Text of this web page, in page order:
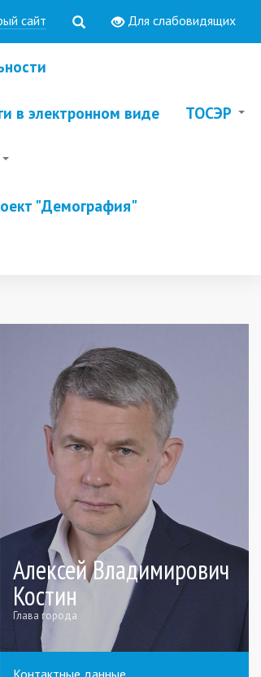
сайт Для слабовидящих
в электронном виде ТОСЭР
"Демография"
Алексей Владимирович
Костин
Глава города
Контактные данные